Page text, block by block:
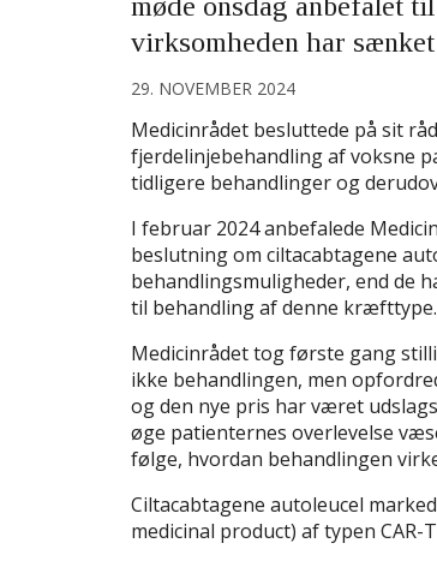
virksomheden har
29. NOVEMBER 2024
Medicinrådet besluttede på sit
fjerdelinjebehandling af voksne
tidligere behandlinger og
I februar 2024 anbefalede
beslutning om ciltacabtagene
behandlingsmuligheder, end de
til behandling af denne kræfttype.
Medicinrådet tog første gang
ikke behandlingen, men
og den nye pris har været
øge patienternes overlevelse
følge, hvordan behandlingen
Ciltacabtagene autoleucel
medicinal product) af typen CAR-